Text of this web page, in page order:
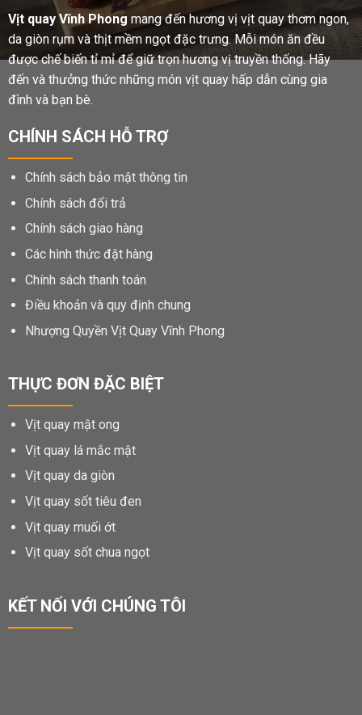
Vịt quay Vĩnh Phong mang đến hương vị vịt quay thơm ngon,
da giòn rụm và thịt mềm ngọt đặc trưng. Mỗi món ăn đều
được chế biến tỉ mỉ để giữ trọn hương vị truyền thống. Hãy
đến và thưởng thức những món vịt quay hấp dẫn cùng gia
đình và bạn bè.
CHÍNH SÁCH HỖ TRỢ
Chính sách bảo mật thông tin
Chính sách đổi trả
Chính sách giao hàng
Các hình thức đặt hàng
Chính sách thanh toán
Điều khoản và quy định chung
Nhượng Quyền Vịt Quay Vĩnh Phong
THỰC ĐƠN ĐẶC BIỆT
Vịt quay mật ong
Vịt quay lá mắc mật
Vịt quay da giòn
Vịt quay sốt tiêu đen
Vịt quay muối ớt
Vịt quay sốt chua ngọt
KẾT NỐI VỚI CHÚNG TÔI